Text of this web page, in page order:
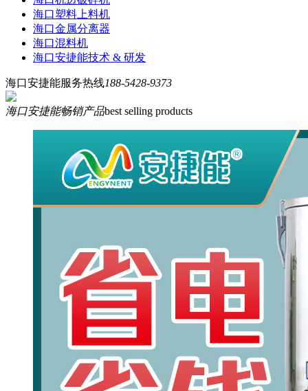
海口塑料上料机
海口金属分离器
海口混料机
海口安捷能技术 & 研发
海口安捷能服务热线188-5428-9373
海口安捷能畅销产品best selling products